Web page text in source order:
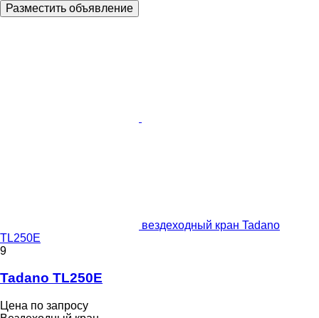
Разместить объявление
вездеходный кран Tadano
TL250E
9
Tadano TL250E
Цена по запросу